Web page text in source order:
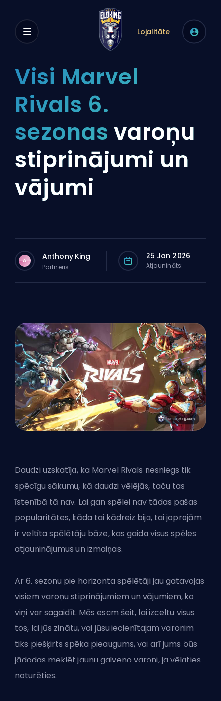
Lojalitāte
Visi Marvel
Rivals 6.
sezonas varoņu
stiprinājumi un
vājumi
A Anthony King
Partneris
25 Jan 2026
Atjaunināts:
Daudzi uzskatīja, ka Marvel Rivals nesniegs tik
spēcīgu sākumu, kā daudzi vēlējās, taču tas
īstenībā tā nav. Lai gan spēlei nav tādas pašas
popularitātes, kāda tai kādreiz bija, tai joprojām
ir veltīta spēlētāju bāze, kas gaida visus spēles
atjauninājumus un izmaiņas.
Ar 6. sezonu pie horizonta spēlētāji jau gatavojas
visiem varoņu stiprinājumiem un vājumiem, ko
viņi var sagaidīt. Mēs esam šeit, lai izceltu visus
tos, lai jūs zinātu, vai jūsu iecienītajam varonim
tiks piešķirts spēka pieaugums, vai arī jums būs
jādodas meklēt jaunu galveno varoni, ja vēlaties
noturēties.